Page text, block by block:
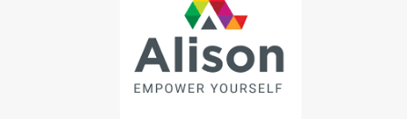
ARTIFICIELLE
ASIATIQUE ASIE ASIE CENTRALE
ASIE DE L'EST ASIE DU SUD